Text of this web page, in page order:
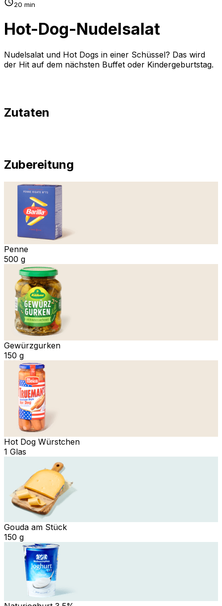
20 min
Hot-Dog-Nudelsalat
Nudelsalat und Hot Dogs in einer Schüssel? Das wird
der Hit auf dem nächsten Buffet oder Kindergeburtstag.
Zutaten
Zubereitung
Penne
500 g
Gewürzgurken
150 g
Hot Dog Würstchen
1 Glas
Gouda am Stück
150 g